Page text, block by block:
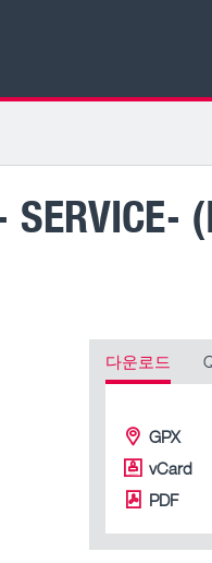
SERVICE-
다운로드
GPX
vCard
PDF